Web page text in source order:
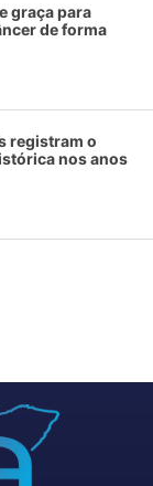
graça para
de forma
registram o
nos anos